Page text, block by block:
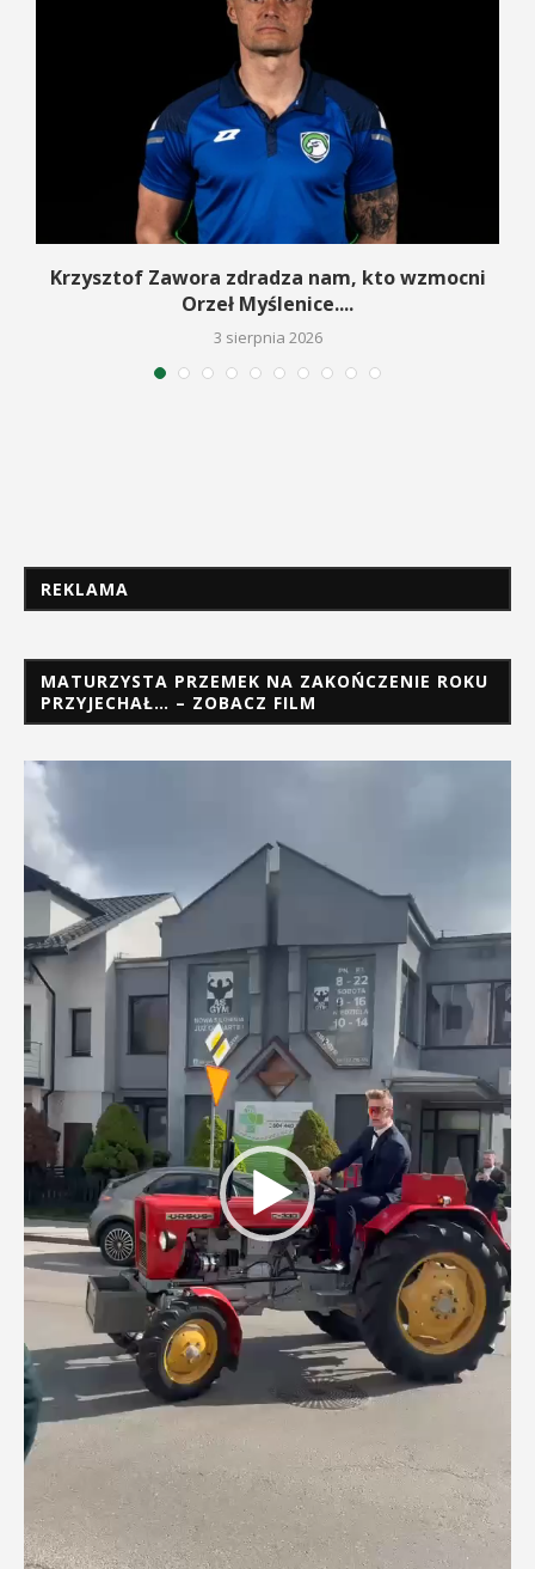
Krzysztof Zawora zdradza nam, kto wzmocni
Orzeł Myślenice....
3 sierpnia 2026
REKLAMA
MATURZYSTA PRZEMEK NA ZAKOŃCZENIE ROKU
PRZYJECHAŁ… – ZOBACZ FILM
Odtwarzacz